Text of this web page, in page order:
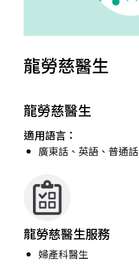
龍勞慈醫生
龍勞慈醫生
適用語言：
廣東話、英語、普通話
龍勞慈醫生服務
婦產科醫生